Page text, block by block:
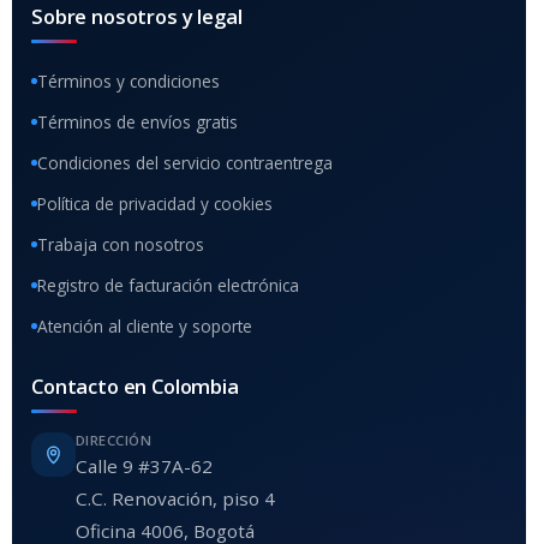
Sobre nosotros y legal
Términos y condiciones
Términos de envíos gratis
Condiciones del servicio contraentrega
Política de privacidad y cookies
Trabaja con nosotros
Registro de facturación electrónica
Atención al cliente y soporte
Contacto en Colombia
DIRECCIÓN
Calle 9 #37A-62
C.C. Renovación, piso 4
Oficina 4006, Bogotá